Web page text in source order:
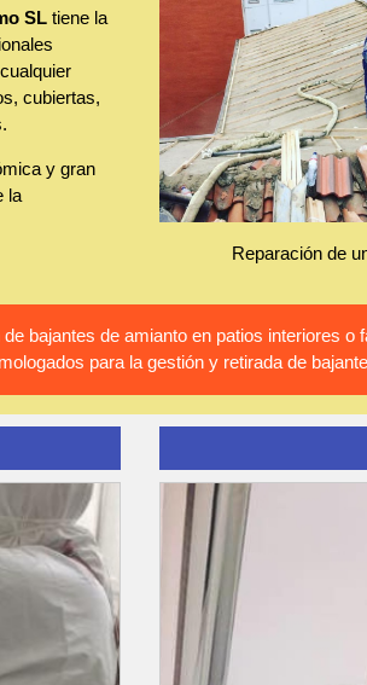
SLtiene la
cubiertas,
y gran
la
Reparación de
bajantes de amianto en patios interiores o
para la gestión y retirada de